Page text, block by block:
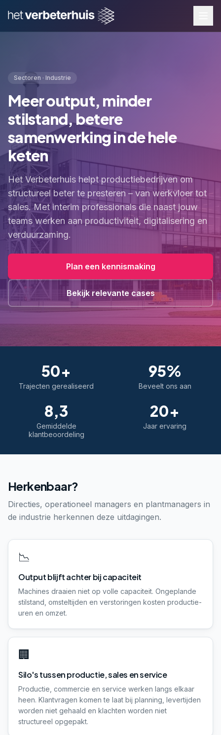
Sectoren · Industrie
Meer output, minder
stilstand, betere
samenwerking in de hele
keten
Het Verbeterhuis helpt productiebedrijven om
structureel beter te presteren – van werkvloer tot
sales. Met interim professionals die naast jouw
teams werken aan productiviteit, digitalisering en
verduurzaming.
Plan een kennismaking
Bekijk relevante cases
50+
Trajecten gerealiseerd
95%
Beveelt ons aan
8,3
Gemiddelde
klantbeoordeling
20+
Jaar ervaring
Herkenbaar?
Directies, operationeel managers en plantmanagers in
de industrie herkennen deze uitdagingen.
📉
Output blijft achter bij capaciteit
Machines draaien niet op volle capaciteit. Ongeplande
stilstand, omsteltijden en verstoringen kosten productie-
uren en omzet.
🏢
Silo's tussen productie, sales en service
Productie, commercie en service werken langs elkaar
heen. Klantvragen komen te laat bij planning, levertijden
worden niet gehaald en klachten worden niet
structureel opgepakt.